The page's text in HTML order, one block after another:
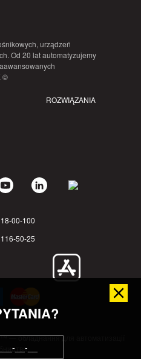
urządzeń
Od 20 lat automatyzujemy
©
ROZWIĄZANIA
00-100
50-25
— обладнання для автоматизації